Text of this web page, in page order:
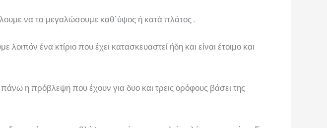
να τα μεγαλώσουμε καθ΄ύψος ή κατά πλάτος .
λοιπόν ένα κτίριο που έχει κατασκευαστεί ήδη και είναι έτοιμο και
η πρόβλεψη που έχουν για δυο και τρεις ορόφους βάσει της